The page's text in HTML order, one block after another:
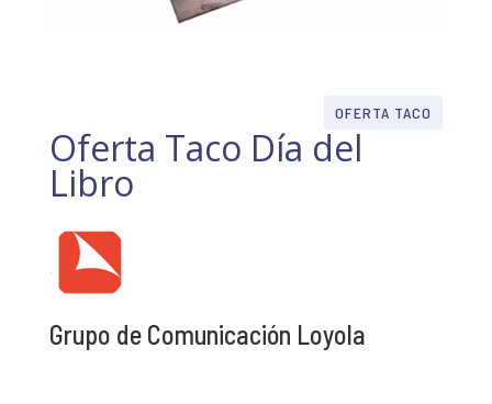
OFERTA TACO
Oferta Taco Día del
Libro
Grupo de Comunicación Loyola